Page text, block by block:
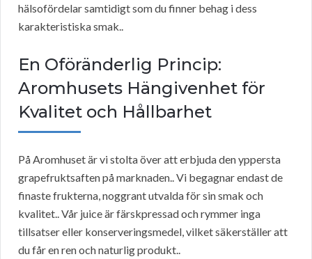
hälsofördelar samtidigt som du finner behag i dess
karakteristiska smak..
En Oföränderlig Princip:
Aromhusets Hängivenhet för
Kvalitet och Hållbarhet
På Aromhuset är vi stolta över att erbjuda den yppersta
grapefruktsaften på marknaden.. Vi begagnar endast de
finaste frukterna, noggrant utvalda för sin smak och
kvalitet.. Vår juice är färskpressad och rymmer inga
tillsatser eller konserveringsmedel, vilket säkerställer att
du får en ren och naturlig produkt..